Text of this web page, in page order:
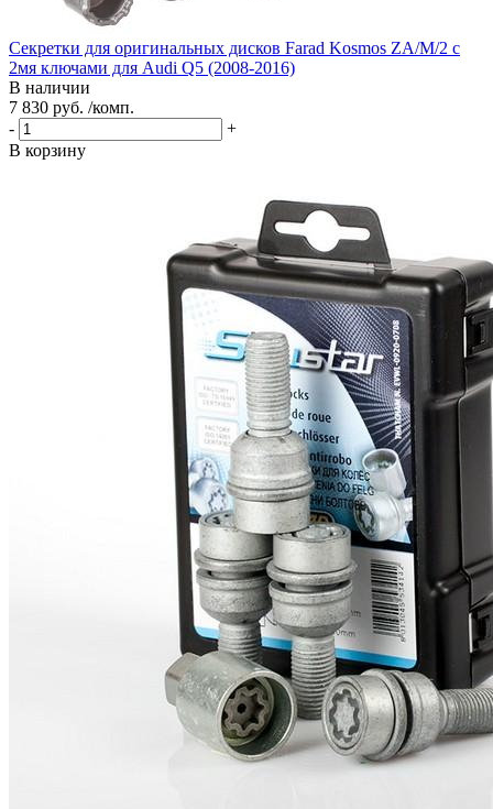
Секретки для оригинальных дисков Farad Kosmos ZA/M/2 с
2мя ключами для Audi Q5 (2008-2016)
В наличии
7 830 руб. /комп.
-
+
В корзину